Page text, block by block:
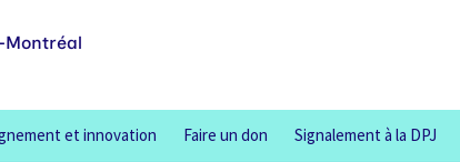
Montréal
et innovation Faire un don Signalement à la DPJ